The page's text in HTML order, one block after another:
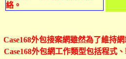
絡。
Case168外包接案網雖然為了維持
Case168外包網工作類型包括程式